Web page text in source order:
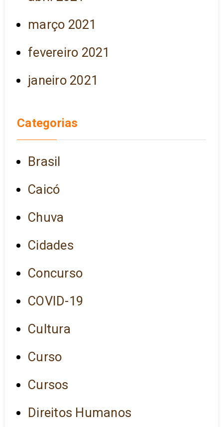
março 2021
fevereiro 2021
janeiro 2021
Categorias
Brasil
Caicó
Chuva
Cidades
Concurso
COVID-19
Cultura
Curso
Cursos
Direitos Humanos